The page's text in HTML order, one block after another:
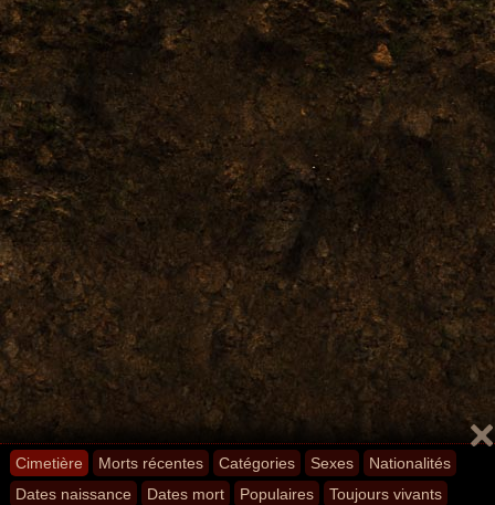
Cimetière Morts récentes Catégories Sexes
Nationalités
Dates naissance
Dates mort Populaires Toujours vivants